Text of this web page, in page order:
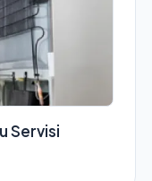
Servisi